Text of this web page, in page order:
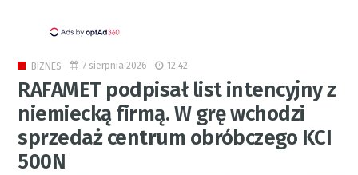
BIZNES 7 sierpnia 2026 12:42
RAFAMET podpisał list intencyjny z
niemiecką firmą. W grę wchodzi
sprzedaż centrum obróbczego KCI
500N